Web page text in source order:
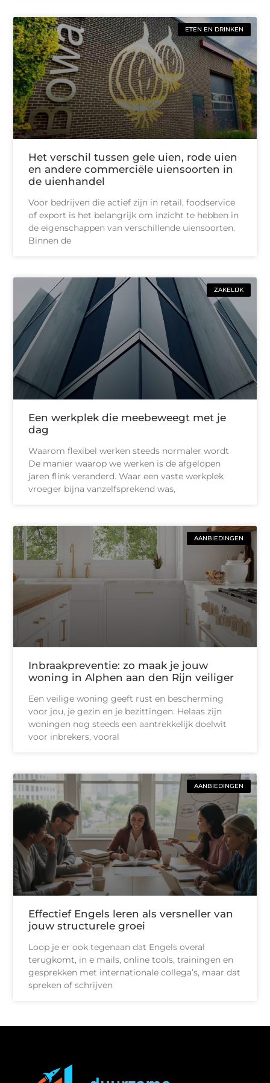
ETEN EN DRINKEN
Het verschil tussen gele uien, rode uien
en andere commerciële uiensoorten in
de uienhandel
Voor bedrijven die actief zijn in retail, foodservice
of export is het belangrijk om inzicht te hebben in
de eigenschappen van verschillende uiensoorten.
Binnen de
ZAKELIJK
Een werkplek die meebeweegt met je
dag
Waarom flexibel werken steeds normaler wordt
De manier waarop we werken is de afgelopen
jaren flink veranderd. Waar een vaste werkplek
vroeger bijna vanzelfsprekend was,
AANBIEDINGEN
Inbraakpreventie: zo maak je jouw
woning in Alphen aan den Rijn veiliger
Een veilige woning geeft rust en bescherming
voor jou, je gezin en je bezittingen. Helaas zijn
woningen nog steeds een aantrekkelijk doelwit
voor inbrekers, vooral
AANBIEDINGEN
Effectief Engels leren als versneller van
jouw structurele groei
Loop je er ook tegenaan dat Engels overal
terugkomt, in e mails, online tools, trainingen en
gesprekken met internationale collega’s, maar dat
spreken of schrijven